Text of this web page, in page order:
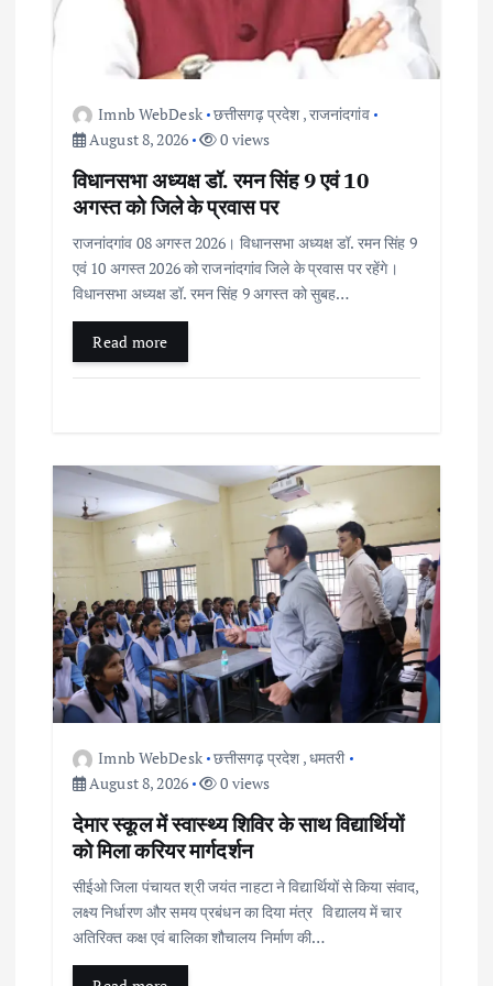
Imnb WebDesk छत्तीसगढ़ प्रदेश ,राजनांदगांव
August 8, 2026
0 views
विधानसभा अध्यक्ष डॉ. रमन सिंह 9 एवं 10
अगस्त को जिले के प्रवास पर
राजनांदगांव 08 अगस्त 2026। विधानसभा अध्यक्ष डॉ. रमन सिंह 9
एवं 10 अगस्त 2026 को राजनांदगांव जिले के प्रवास पर रहेंगे।
विधानसभा अध्यक्ष डॉ. रमन सिंह 9 अगस्त को सुबह…
Read more
Imnb WebDesk छत्तीसगढ़ प्रदेश ,धमतरी
August 8, 2026
0 views
देमार स्कूल में स्वास्थ्य शिविर के साथ विद्यार्थियों
को मिला करियर मार्गदर्शन
सीईओ जिला पंचायत श्री जयंत नाहटा ने विद्यार्थियों से किया संवाद,
लक्ष्य निर्धारण और समय प्रबंधन का दिया मंत्र विद्यालय में चार
अतिरिक्त कक्ष एवं बालिका शौचालय निर्माण की…